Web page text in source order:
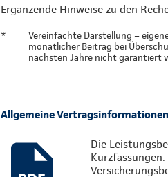
Ergänzende Hinweise zu den
*
Vereinfachte Darstellung –
monatlicher Beitrag bei
nächsten Jahre nicht garantiert
Allgemeine
Die